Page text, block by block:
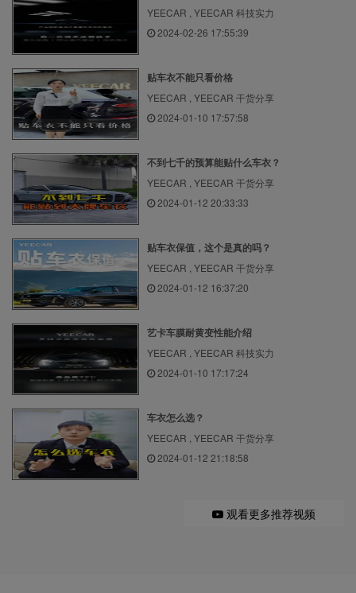
YEECAR , YEECAR 科技实力
2024-02-26 17:55:39
贴车衣不能只看价格
YEECAR , YEECAR 干货分享
2024-01-10 17:57:58
不到七千的预算能贴什么车衣？
YEECAR , YEECAR 干货分享
2024-01-12 20:33:33
贴车衣保值，这个是真的吗？
YEECAR , YEECAR 干货分享
2024-01-12 16:37:20
艺卡车膜耐黄变性能介绍
YEECAR , YEECAR 科技实力
2024-01-10 17:17:24
车衣怎么选？
YEECAR , YEECAR 干货分享
2024-01-12 21:18:58
观看更多推荐视频